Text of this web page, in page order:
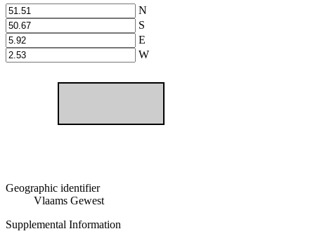
N
S
E
W
Geographic identifier
Vlaams Gewest
Supplemental Information